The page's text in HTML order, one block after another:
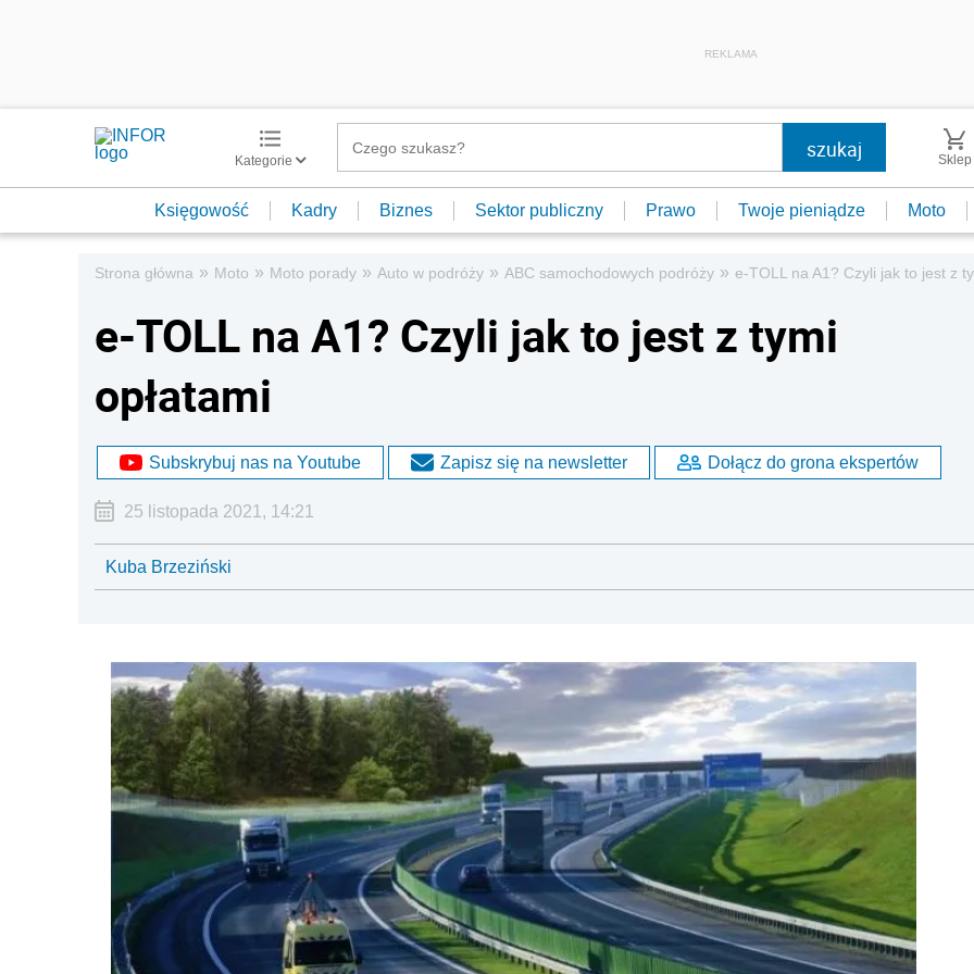
REKLAMA
Kategorie Sklep
Księgowość Kadry Biznes Sektor publiczny Prawo Twoje pieniądze Moto
Strona główna » Moto » Moto porady » Auto w podróży » ABC samochodowych podróży » e-TOLL na A1? Czyli jak to jest z
e-TOLL na A1? Czyli jak to jest z tymi
opłatami
Subskrybuj nas na Youtube Zapisz się na newsletter Dołącz do grona ekspertów
25 listopada 2021, 14:21
Kuba Brzeziński